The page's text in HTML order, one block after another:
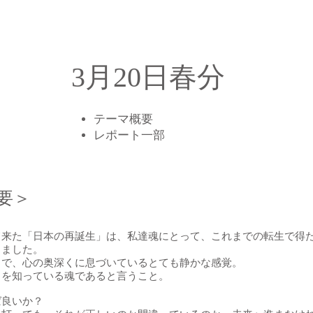
3月20日春分
テーマ概要
​レポート一部
＞
た「日本の再誕生」は、私達魂にとって、これまでの転生で得
した。
、心の奥深くに息づいているとても静かな感覚。
知っている魂であると言うこと。
いか？